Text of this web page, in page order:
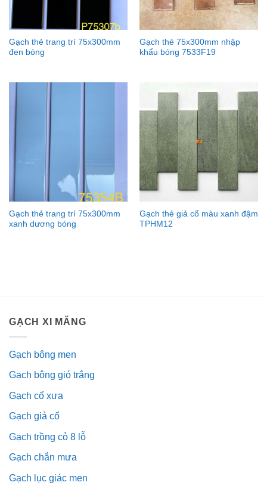
Gạch thẻ trang trí 75x300mm
đen bóng
Gạch thẻ 75x300mm nhập
khẩu bóng 7533F19
Gạch thẻ trang trí 75x300mm
xanh dương bóng
Gạch thẻ giả cổ màu xanh đậm
TPHM12
GẠCH XI MĂNG
Gạch bông men
Gạch bông gió trắng
Gạch cổ xưa
Gạch giả cổ
Gạch trồng cỏ 8 lỗ
Gạch chắn mưa
Gạch lục giác men